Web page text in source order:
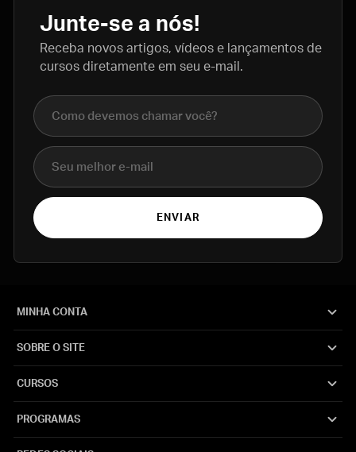
Junte-se a nós!
Receba novos artigos, vídeos e lançamentos de
cursos diretamente em seu e-mail.
Nome completo
E-mail
ENVIAR
MINHA CONTA
SOBRE O SITE
CURSOS
PROGRAMAS